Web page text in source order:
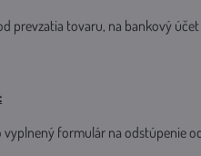
prevzatia tovaru, na bankový
formulár na odstúpenie